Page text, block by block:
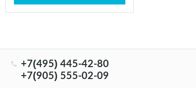
+7(495) 445-42-80
+7(905) 555-02-09